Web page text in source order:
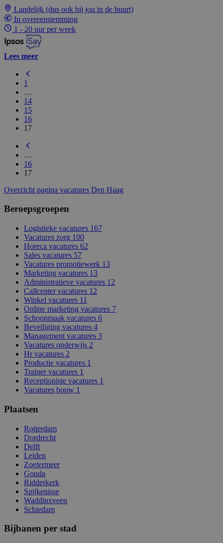
Landelijk (dus ook bij jou in de buurt)
In overeenstemming
1 - 20 uur per week
Lees meer
1
…
14
15
16
17
…
16
17
Overzicht pagina vacatures Den Haag
Beroepsgroepen
Logistieke vacatures 167
Vacatures zorg 100
Horeca vacatures 62
Sales vacatures 57
Vacatures promotiewerk 13
Marketing vacatures 13
Administratieve vacatures 12
Callcenter vacatures 12
Winkel vacatures 11
Online marketing vacatures 7
Schoonmaak vacatures 6
Beveiliging vacatures 4
Management vacatures 3
Vacatures onderwijs 2
Hr vacatures 2
Productie vacatures 1
Trainer vacatures 1
Receptioniste vacatures 1
Vacatures bouw 1
Plaatsen
Rotterdam
Dordrecht
Delft
Leiden
Zoetermeer
Gouda
Ridderkerk
Spijkenisse
Waddinxveen
Schiedam
Bijbanen per stad